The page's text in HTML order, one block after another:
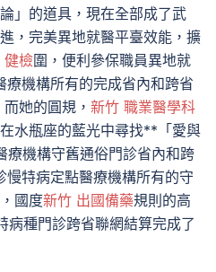
」的道具，現在全部成了武
，完美異地就醫平臺效能，擴
健檢圍，便利參保職員異地就
療機構所有的完成省內和跨省
她的圓規， 新竹 職業醫學科
水瓶座的藍光中尋找**「愛與
療機構守舊通俗門診省內和跨
慢特病定點醫療機構所有的守
國度新竹 出國備藥規則的高
病種門診跨省聯網結算完成了